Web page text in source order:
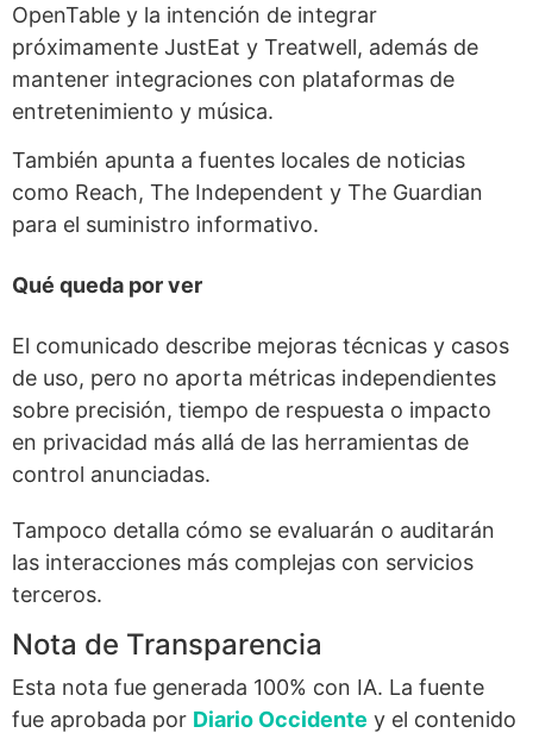
OpenTable y la intención de integrar
próximamente JustEat y Treatwell, además de
mantener integraciones con plataformas de
entretenimiento y música.
También apunta a fuentes locales de noticias
como Reach, The Independent y The Guardian
para el suministro informativo.
Qué queda por ver
El comunicado describe mejoras técnicas y casos
de uso, pero no aporta métricas independientes
sobre precisión, tiempo de respuesta o impacto
en privacidad más allá de las herramientas de
control anunciadas.
Tampoco detalla cómo se evaluarán o auditarán
las interacciones más complejas con servicios
terceros.
Nota de Transparencia
Esta nota fue generada 100% con IA. La fuente
fue aprobada por Diario Occidente y el contenido